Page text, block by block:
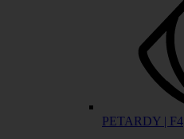
PETARDY | F4